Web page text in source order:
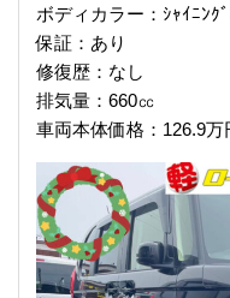
ボディカラー：ｼｬｲﾆﾝｸ
保証：あり
修復歴：なし
排気量：660㏄
車両本体価格：126.9万